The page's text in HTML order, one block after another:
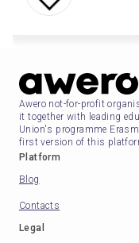
Awero not-for-profit
it together with leading
Union's programme
first version of this
Platform
Blog
Contacts
Legal